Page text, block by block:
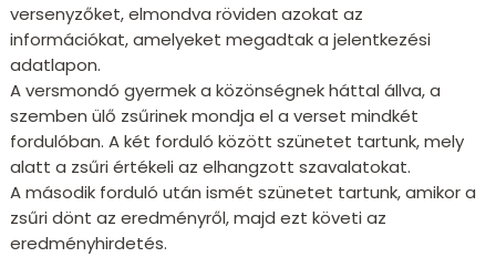
versenyzőket, elmondva röviden azokat az
információkat, amelyeket megadtak a jelentkezési
adatlapon.
A versmondó gyermek a közönségnek háttal állva, a
szemben ülő zsűrinek mondja el a verset mindkét
fordulóban. A két forduló között szünetet tartunk, mely
alatt a zsűri értékeli az elhangzott szavalatokat.
A második forduló után ismét szünetet tartunk, amikor a
zsűri dönt az eredményről, majd ezt követi az
eredményhirdetés.